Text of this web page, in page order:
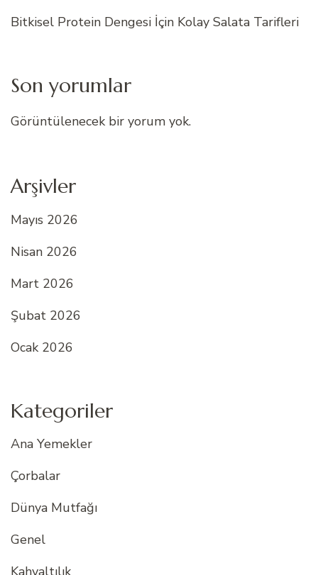
Bitkisel Protein Dengesi İçin Kolay Salata Tarifleri
Son yorumlar
Görüntülenecek bir yorum yok.
Arşivler
Mayıs 2026
Nisan 2026
Mart 2026
Şubat 2026
Ocak 2026
Kategoriler
Ana Yemekler
Çorbalar
Dünya Mutfağı
Genel